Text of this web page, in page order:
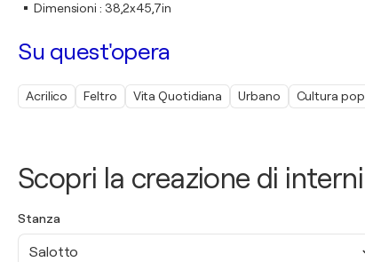
Scopri la creazione di interni
Stanza
Salotto
Dimensioni : 38,2x45,7in
Su quest'opera
Acrilico Feltro Vita Quotidiana Urbano Cultura pop